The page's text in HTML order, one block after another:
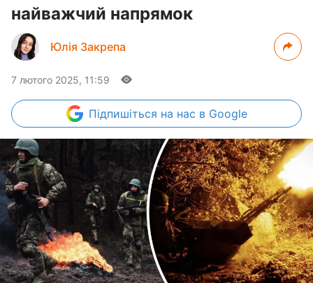
найважчий напрямок
Юлія Закрепа
7 лютого 2025, 11:59
Підпишіться на нас в Google